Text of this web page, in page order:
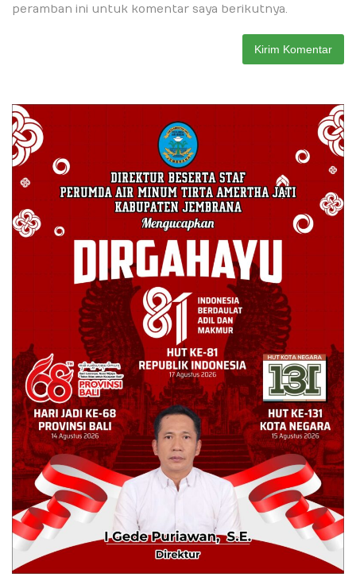
peramban ini untuk komentar saya berikutnya.